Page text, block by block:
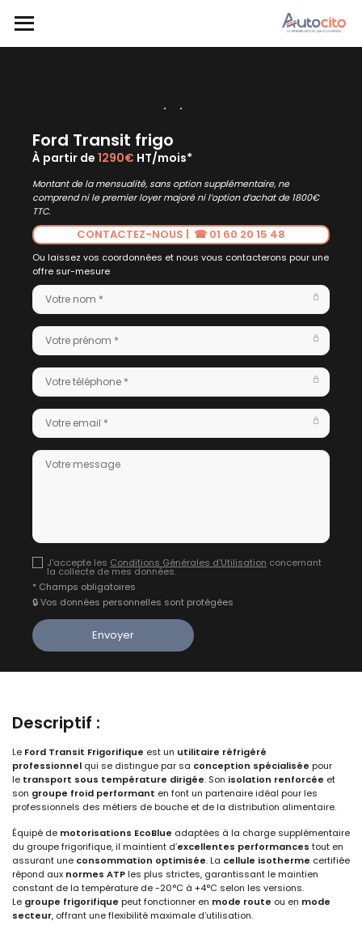
Ford Transit frigo
À partir de 1290€ HT/mois*
Montant de la mensualité, sans option supplémentaire, ne
comprend ni le premier loyer majoré ni l’option d’achat de 1800€
TTC.
CONTACTEZ-NOUS | ☎ 01 60 20 15 48
Ou laissez vos coordonnées et nous vous contacterons pour une
offre sur-mesure
J'accepte les Conditions Générales d'Utilisation concernant
la collecte de mes données.
* Champs obligatoires
🔒 Vos données personnelles sont protégées
Descriptif :
Le Ford Transit Frigorifique est un utilitaire réfrigéré
professionnel qui se distingue par sa conception spécialisée pour
le transport sous température dirigée. Son isolation renforcée et
son groupe froid performant en font un partenaire idéal pour les
professionnels des métiers de bouche et de la distribution alimentaire.
Équipé de motorisations EcoBlue adaptées à la charge supplémentaire
du groupe frigorifique, il maintient d’excellentes performances tout en
assurant une consommation optimisée. La cellule isotherme certifiée
répond aux normes ATP les plus strictes, garantissant le maintien
constant de la température de -20°C à +4°C selon les versions.
Le groupe frigorifique peut fonctionner en mode route ou en mode
secteur, offrant une flexibilité maximale d’utilisation.